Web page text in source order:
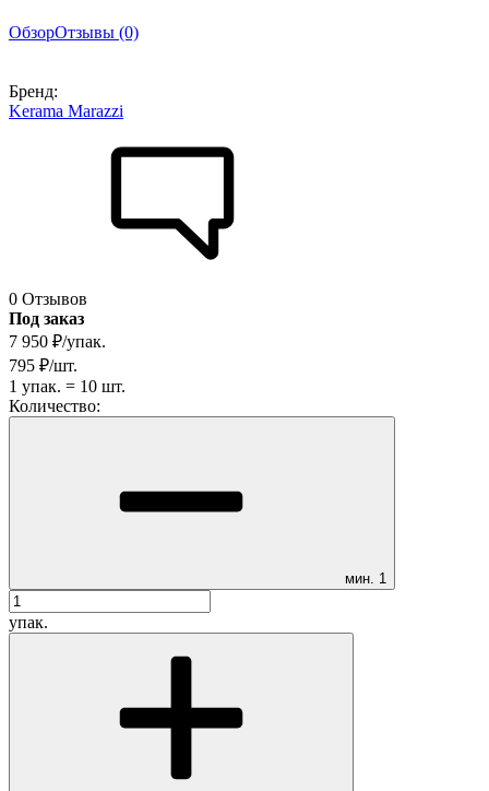
ОбзорОтзывы (0)
Бренд:
Kerama Marazzi
0 Отзывов
Под заказ
7 950 ₽/упак.
795 ₽/шт.
1 упак. = 10 шт.
Количество:
мин. 1
упак.